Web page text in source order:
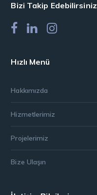
Bizi Takip Edebilirsiniz
Hızlı Menü
Hakkımızda
Hizmetlerimiz
Projelerimiz
Bize Ulaşın